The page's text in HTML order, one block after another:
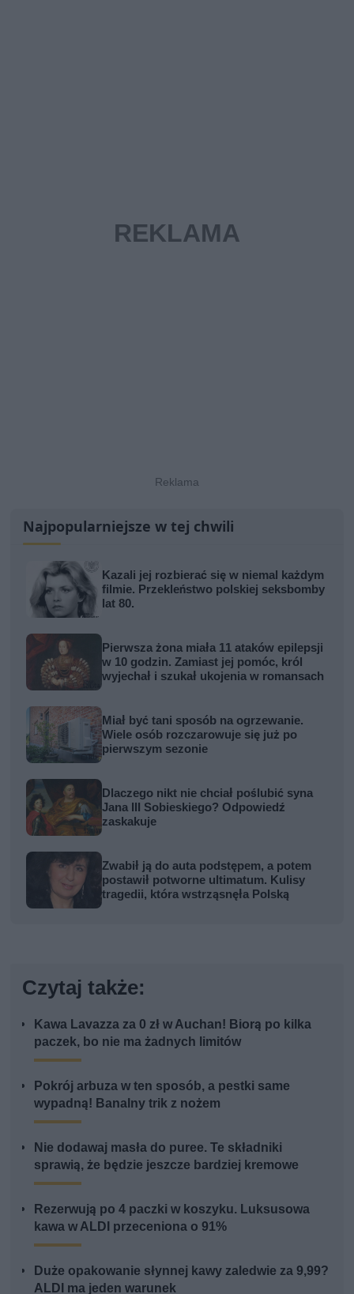
Najpopularniejsze w tej chwili
Kazali jej rozbierać się w niemal każdym
filmie. Przekleństwo polskiej seksbomby
lat 80.
Pierwsza żona miała 11 ataków epilepsji
w 10 godzin. Zamiast jej pomóc, król
wyjechał i szukał ukojenia w romansach
Miał być tani sposób na ogrzewanie.
Wiele osób rozczarowuje się już po
pierwszym sezonie
Dlaczego nikt nie chciał poślubić syna
Jana III Sobieskiego? Odpowiedź
zaskakuje
Zwabił ją do auta podstępem, a potem
postawił potworne ultimatum. Kulisy
tragedii, która wstrząsnęła Polską
Czytaj także:
Kawa Lavazza za 0 zł w Auchan! Biorą po kilka
paczek, bo nie ma żadnych limitów
Pokrój arbuza w ten sposób, a pestki same
wypadną! Banalny trik z nożem
Nie dodawaj masła do puree. Te składniki
sprawią, że będzie jeszcze bardziej kremowe
Rezerwują po 4 paczki w koszyku. Luksusowa
kawa w ALDI przeceniona o 91%
Duże opakowanie słynnej kawy zaledwie za 9,99?
ALDI ma jeden warunek